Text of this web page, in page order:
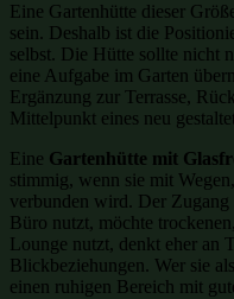
Eine Gartenhütte dieser
sein. Deshalb ist die
selbst. Die Hütte sollte nicht
eine Aufgabe im Garten
Ergänzung zur Terrasse,
Mittelpunkt eines neu
Eine Gartenhütte mit
stimmig, wenn sie mit
verbunden wird. Der
Büro nutzt, möchte
Lounge nutzt, denkt eher an
Blickbeziehungen. Wer sie
einen ruhigen Bereich mit